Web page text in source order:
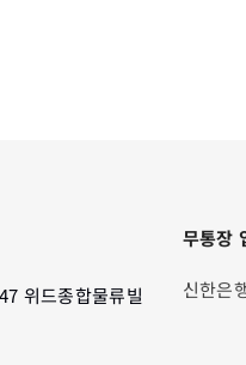
위드종합물류빌
무통장
신한은